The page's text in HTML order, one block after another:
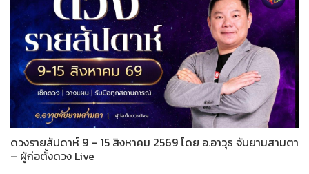
ดวงรายสัปดาห์ 9 – 15 สิงหาคม 2569 โดย อ.อาวุธ จับยามสามตา
– ผู้ก่อตั้งดวง Live